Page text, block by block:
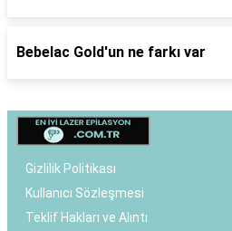
Bebelac Gold'un ne farkı var
Gizlilik Politikası
Kullanıcı Sözleşmesi
Teklif Hakları ve Alıntı